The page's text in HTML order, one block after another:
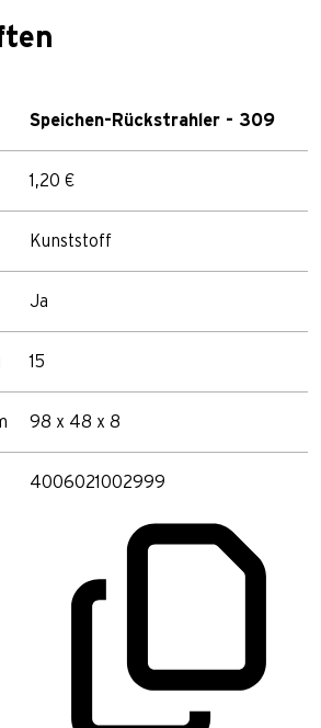
Speichen-Rückstrahler - 309
1,20 €
Kunststoff
Ja
15
98 x 48 x 8
4006021002999